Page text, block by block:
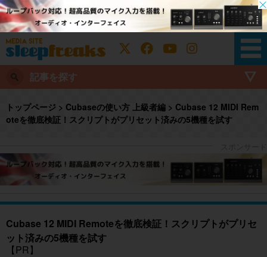
記事を探す
トップページ > Cubaseの使い方 上級者編 > Cubase 12 MIDI Rem
oteを徹底検証！スクリプトがプリセット済みの5機種を試す
Cubase 12 MIDI Remoteを徹底検証！スクリプトがプリセ
ット済みの5機種を試す
【PR】